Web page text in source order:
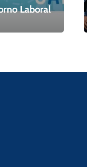
Laboral